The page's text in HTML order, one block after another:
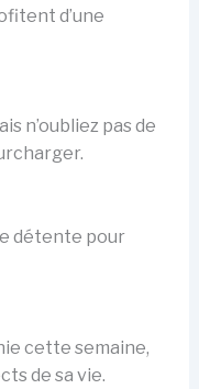
d’une
n’oubliez pas de
détente pour
cette semaine,
de sa vie.